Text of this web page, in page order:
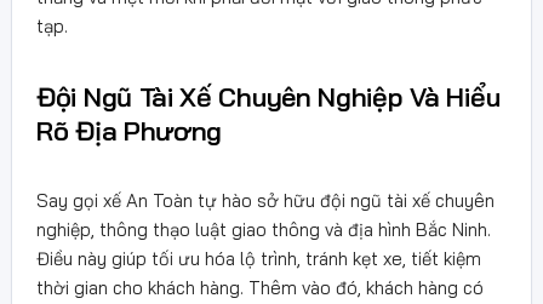
tạp.
Đội Ngũ Tài Xế Chuyên Nghiệp Và Hiểu
Rõ Địa Phương
Say gọi xế An Toàn tự hào sở hữu đội ngũ tài xế chuyên
nghiệp, thông thạo luật giao thông và địa hình Bắc Ninh.
Điều này giúp tối ưu hóa lộ trình, tránh kẹt xe, tiết kiệm
thời gian cho khách hàng. Thêm vào đó, khách hàng có